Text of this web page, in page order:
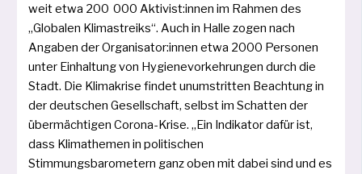
weit etwa 200 000 Aktivist:innen im Rahmen des
„Globalen Klimastreiks“. Auch in Halle zogen nach
Angaben der Organisator:innen etwa 2000 Personen
unter Einhaltung von Hygienevorkehrungen durch die
Stadt. Die Klimakrise fin­det unum­strit­ten Beachtung in
der deut­schen Gesellschaft, selbst im Schatten der
über­mäch­ti­gen Corona-Krise. „Ein Indikator dafür ist,
dass Klimathemen in poli­ti­schen
Stimmungsbarometern ganz oben mit dabei sind und es